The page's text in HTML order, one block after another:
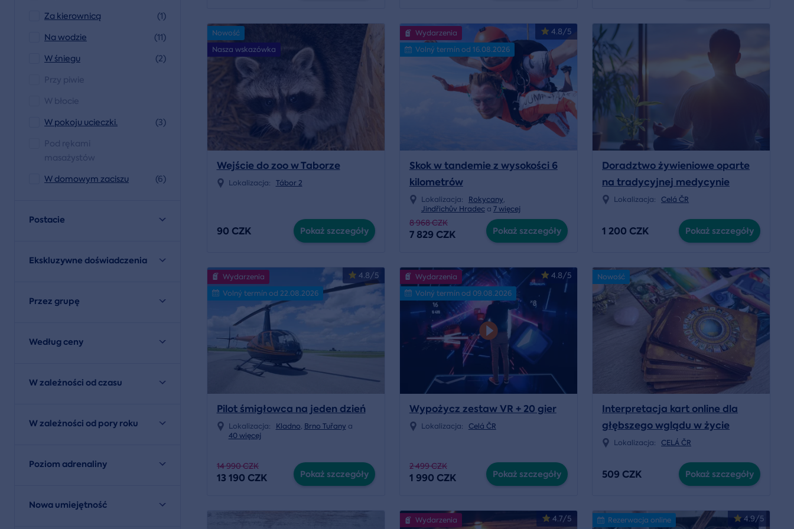
Za kierownicą
(1)
Na wodzie
(11)
W śniegu
(2)
Przy piwie
W błocie
W pokoju ucieczki.
(3)
Pod rękami
masażystów
W domowym zaciszu
(6)
Postacie
Ekskluzywne doświadczenia
Przez grupę
Według ceny
W zależności od czasu
W zależności od pory roku
Poziom adrenaliny
Nowa umiejętność
Nowość
Nasza wskazówka
Wejście do zoo w Taborze
Lokalizacja: Tábor 2
90 CZK Pokaż szczegóły
4.8/5
Wydarzenia
Volný termín od 16.08.2026
Skok w tandemie z wysokości 6
kilometrów
Lokalizacja: Rokycany,
Jindřichův Hradeca 7 więcej
8 968 CZK
7 829 CZK Pokaż szczegóły
Doradztwo żywieniowe oparte
na tradycyjnej medycynie
chińskiej
Lokalizacja: Celá ČR
1 200 CZK Pokaż szczegóły
4.8/5
Wydarzenia
Volný termín od 22.08.2026
Pilot śmigłowca na jeden dzień
Lokalizacja: Kladno, Brno Tuřany a
40 więcej
14 990 CZK
13 190 CZK Pokaż szczegóły
4.8/5
Wydarzenia
Volný termín od 09.08.2026
Wypożycz zestaw VR + 20 gier
Lokalizacja: Celá ČR
2 499 CZK
1 990 CZK Pokaż szczegóły
Nowość
Interpretacja kart online dla
głębszego wglądu w życie
Lokalizacja: CELÁ ČR
509 CZK Pokaż szczegóły
4.7/5
Wydarzenia 4.9/5
Rezerwacja online